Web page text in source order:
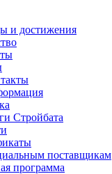
и достижения
Стройбата
поставщикам
программа